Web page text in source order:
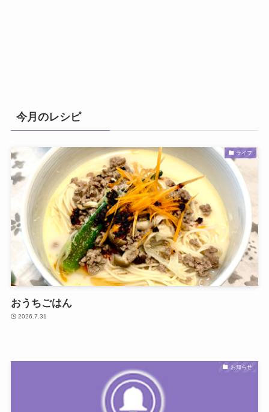
今月のレシピ
ライフ
おうちごはん
2026.7.31
お知らせ